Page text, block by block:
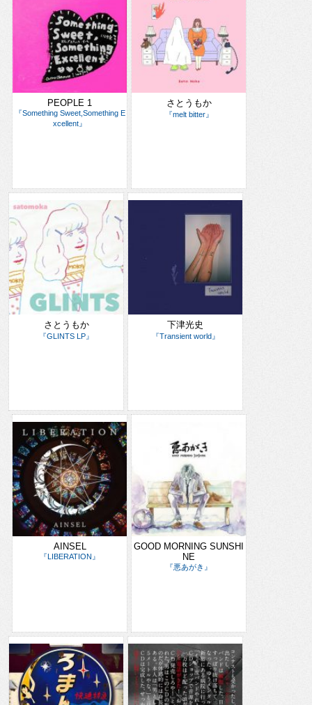
PEOPLE 1
『Something Sweet,Something E
xcellent』
さとうもか
『melt bitter』
さとうもか
『GLINTS LP』
下津光史
『Transient world』
AINSEL
『LIBERATION』
GOOD MORNING SUNSHI
NE
『悪あがき』